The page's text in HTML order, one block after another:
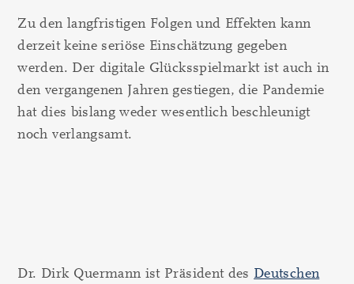
Zu den langfristigen Folgen und Effekten kann
derzeit keine seriöse Einschätzung gegeben
werden. Der digitale Glücksspielmarkt ist auch in
den vergangenen Jahren gestiegen, die Pandemie
hat dies bislang weder wesentlich beschleunigt
noch verlangsamt.
Dr. Dirk Quermann ist Präsident des Deutschen